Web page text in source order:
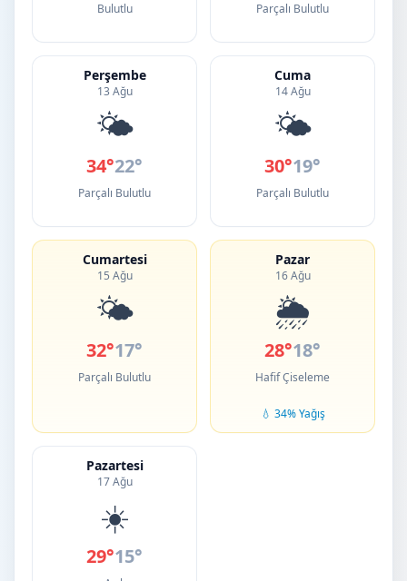
Bulutlu Parçalı Bulutlu
Perşembe
13 Ağu
🌤️
34°22°
Parçalı Bulutlu
Cuma
14 Ağu
🌤️
30°19°
Parçalı Bulutlu
Cumartesi
15 Ağu
🌤️
32°17°
Parçalı Bulutlu
Pazar
16 Ağu
🌦️
28°18°
Hafif Çiseleme
💧 34% Yağış
Pazartesi
17 Ağu
☀️
29°15°